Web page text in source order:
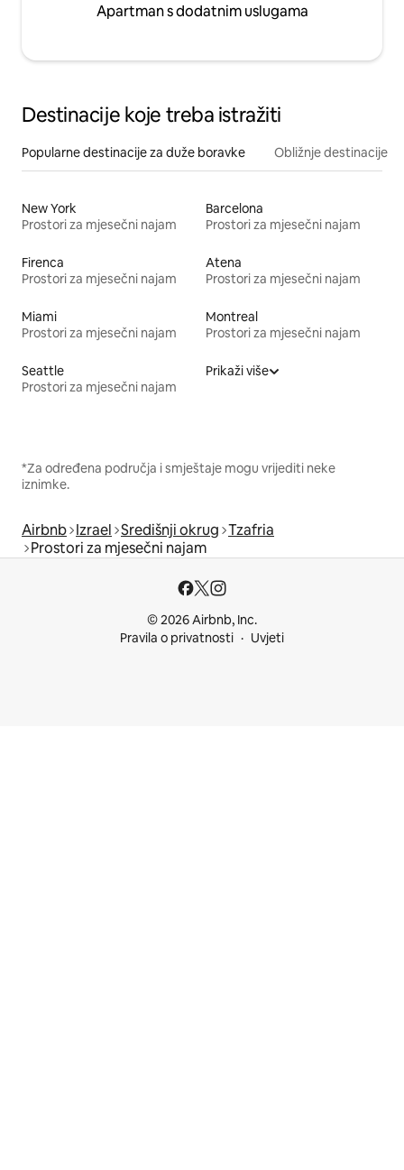
Apartman s dodatnim uslugama
Destinacije koje treba istražiti
Popularne destinacije za duže boravke Obližnje destinacije
New York
Prostori za mjesečni najam
Barcelona
Prostori za mjesečni najam
Firenca
Prostori za mjesečni najam
Atena
Prostori za mjesečni najam
Miami
Prostori za mjesečni najam
Montreal
Prostori za mjesečni najam
Seattle
Prostori za mjesečni najam
Prikaži više
*Za određena područja i smještaje mogu vrijediti neke
iznimke.
Airbnb Izrael Središnji okrug Tzafria
Prostori za mjesečni najam
© 2026 Airbnb, Inc.
Pravila o privatnosti
Uvjeti